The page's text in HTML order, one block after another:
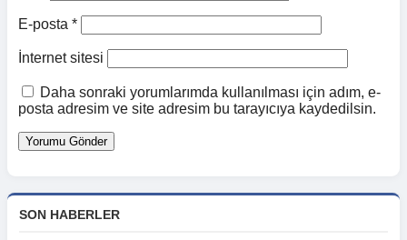
E-posta *
İnternet sitesi
Daha sonraki yorumlarımda kullanılması için adım, e-
posta adresim ve site adresim bu tarayıcıya kaydedilsin.
SON HABERLER